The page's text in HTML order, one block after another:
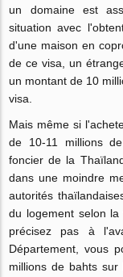
un domaine est
situation avec
d'une maison en
de ce visa, un
un montant de 10
visa.
Mais même si
de 10-11 millions
foncier de la
dans une moindre
autorités
du logement selon
précisez pas à
Département, vous
millions de bahts